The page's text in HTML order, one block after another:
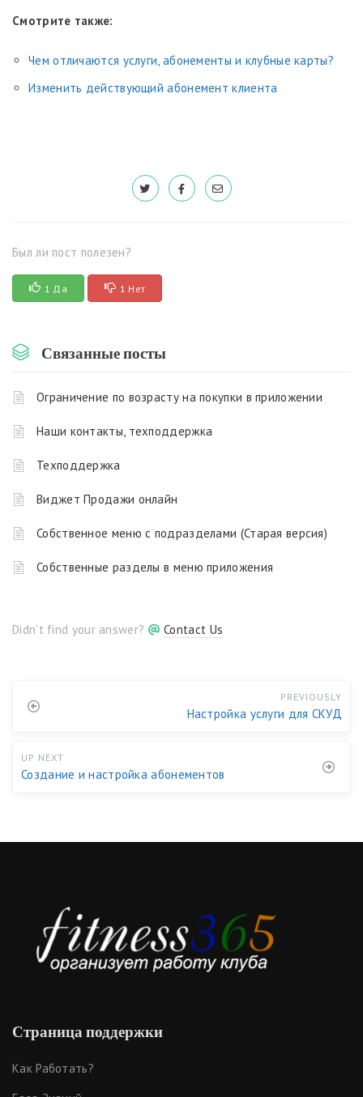
Смотрите также:
Чем отличаются услуги, абонементы и клубные карты?
Изменить действующий абонемент клиента
Был ли пост полезен?
1 Да 1 Нет
Связанные посты
Ограничение по возрасту на покупки в приложении
Наши контакты, техподдержка
Техподдержка
Виджет Продажи онлайн
Собственное меню с подразделами (Старая версия)
Собственные разделы в меню приложения
Didn't find your answer? Contact Us
PREVIOUSLY
Настройка услуги для СКУД
UP NEXT
Создание и настройка абонементов
Страница поддержки
Как Работать?